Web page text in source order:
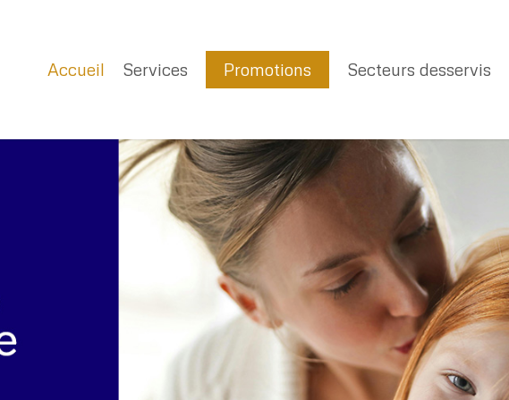
Accueil Services Promotions Secteurs desservis